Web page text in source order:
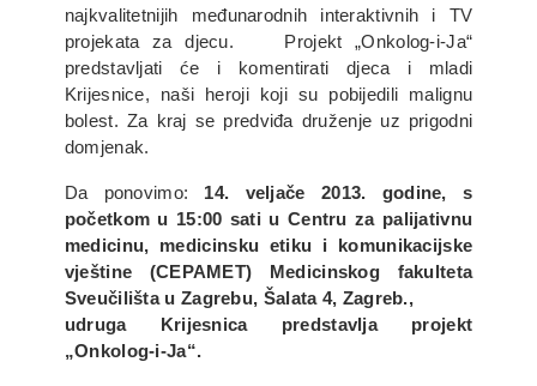
najkvalitetnijih međunarodnih interaktivnih i TV
projekata za djecu. Projekt „Onkolog-i-Ja“
predstavljati će i komentirati djeca i mladi
Krijesnice, naši heroji koji su pobijedili malignu
bolest. Za kraj se predviđa druženje uz prigodni
domjenak.
Da ponovimo: 14. veljače 2013. godine, s
početkom u 15:00 sati u Centru za palijativnu
medicinu, medicinsku etiku i komunikacijske
vještine (CEPAMET) Medicinskog fakulteta
Sveučilišta u Zagrebu, Šalata 4, Zagreb.,
udruga Krijesnica predstavlja projekt
„Onkolog-i-Ja“.